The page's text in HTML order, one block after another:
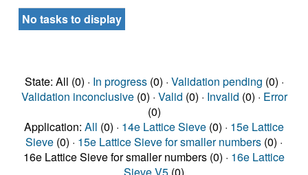
No tasks to display
State: All (0) · In progress(0) · Validation pending (0) ·
Validation inconclusive(0) · Valid (0) · Invalid (0) · Error
(0)
Application: All (0) · 14e Lattice Sieve (0) · 15e Lattice
Sieve (0) · 15e Lattice Sieve for smaller numbers (0) ·
16e Lattice Sieve for smaller numbers (0) · 16e Lattice